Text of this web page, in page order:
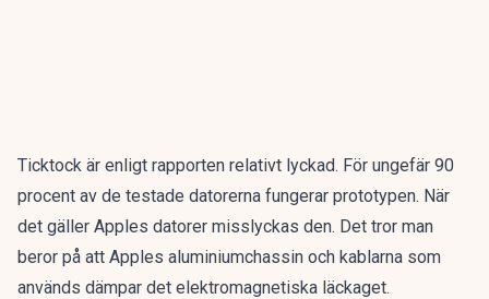
Ticktock är enligt rapporten relativt lyckad. För ungefär 90
procent av de testade datorerna fungerar prototypen. När
det gäller Apples datorer misslyckas den. Det tror man
beror på att Apples aluminiumchassin och kablarna som
används dämpar det elektromagnetiska läckaget.